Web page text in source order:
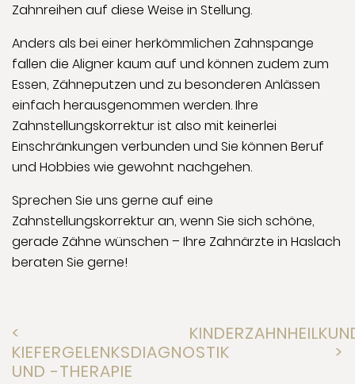
Zahnreihen auf diese Weise in Stellung.
Anders als bei einer herkömmlichen Zahnspange
fallen die Aligner kaum auf und können zudem zum
Essen, Zähneputzen und zu besonderen Anlässen
einfach herausgenommen werden. Ihre
Zahnstellungskorrektur ist also mit keinerlei
Einschränkungen verbunden und Sie können Beruf
und Hobbies wie gewohnt nachgehen.
Sprechen Sie uns gerne auf eine
Zahnstellungskorrektur an, wenn Sie sich schöne,
gerade Zähne wünschen – Ihre Zahnärzte in Haslach
beraten Sie gerne!
<
KIEFERGELENKSDIAGNOSTIK
UND -THERAPIE
>